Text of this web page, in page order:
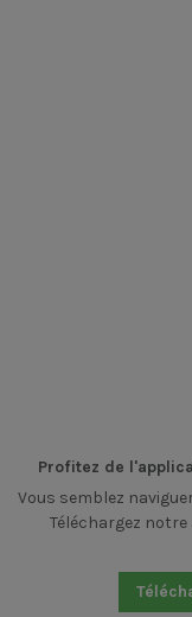
Profitez de
Vous semblez
Téléchargez